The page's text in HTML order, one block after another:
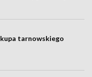
tarnowskiego